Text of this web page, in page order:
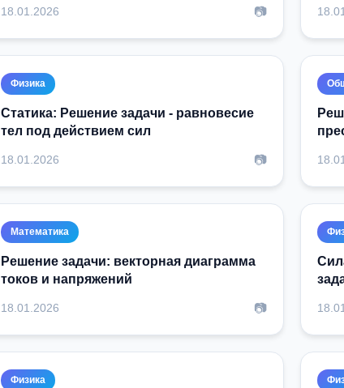
18.01.2026 📷
Физика
Статика: Решение задачи - равновесие
тел под действием сил
18.01.2026 📷
Математика
Решение задачи: векторная диаграмма
токов и напряжений
18.01.2026 📷
Физика